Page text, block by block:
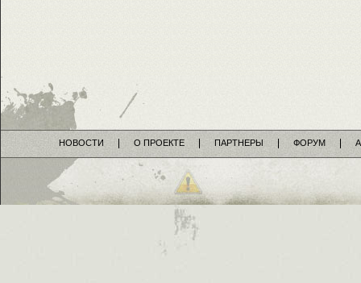
НОВОСТИ О ПРОЕКТЕ ПАРТНЕРЫ ФОРУМ